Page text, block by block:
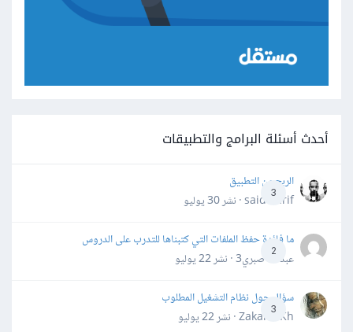
أحدث أسئلة البرامج والتطبيقات
3
الربح من التطبيق
said darif · نشر
30 يوليو
2
ما فائدة حفظ الملفات التي كتبناها للتدرب على الدروس
عبدالله صبري3 · نشر
22 يوليو
3
سؤال حول نظام التشغيل المطلوب
Zakaria Kh · نشر
22 يوليو